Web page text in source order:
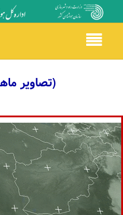
Toggle
navigation
(تصاویر